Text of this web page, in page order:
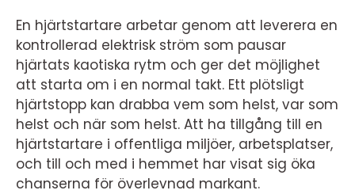
En hjärtstartare arbetar genom att leverera en
kontrollerad elektrisk ström som pausar
hjärtats kaotiska rytm och ger det möjlighet
att starta om i en normal takt. Ett plötsligt
hjärtstopp kan drabba vem som helst, var som
helst och när som helst. Att ha tillgång till en
hjärtstartare i offentliga miljöer, arbetsplatser,
och till och med i hemmet har visat sig öka
chanserna för överlevnad markant.